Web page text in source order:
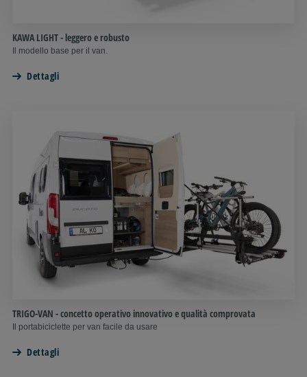
KAWA LIGHT - leggero e robusto
Il modello base per il van.
Dettagli
TRIGO-VAN - concetto operativo innovativo e qualità comprovata
Il portabiciclette per van facile da usare
Dettagli